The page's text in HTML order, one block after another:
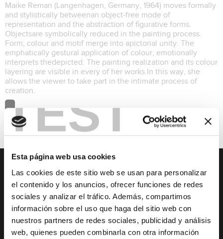
TEST
Esta página web usa cookies
Las cookies de este sitio web se usan para personalizar
el contenido y los anuncios, ofrecer funciones de redes
sociales y analizar el tráfico. Además, compartimos
información sobre el uso que haga del sitio web con
nuestros partners de redes sociales, publicidad y análisis
web, quienes pueden combinarla con otra información
Maike Reman (Langenhagen, Germany, 1964) moves formally
and stylistically betweenan object-free mode of
representation and the abstraction of figurative forms.
Objectsare symbolically reduced in the painting process.
Form, colour and motif merge into apictorial unity. The
emphatically gestural application of colour, emotionally
interprets thedepicted. The painting realization and its colour
layering are visible in every of her works.In this way, she
allows the viewer to take part in the intimate process of
creation.
ОЗНАКОМЬТЕСЬ С ХАВЕЙ
Digital Touristic
Viewpoint
Культура и достояние
ЧЕМ ЗАНЯТЬСЯ
События в течение
года
Путь дель-Альба